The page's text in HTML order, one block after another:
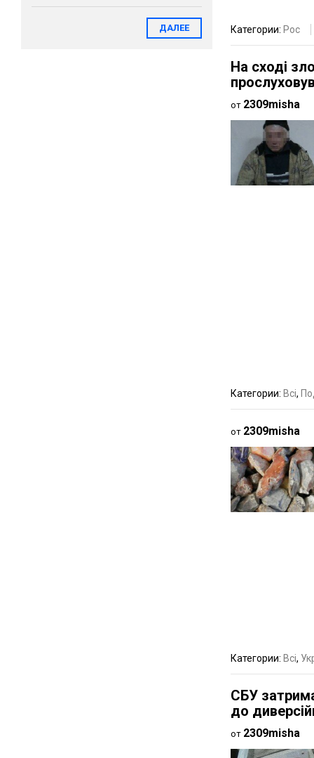
Категории: Рос
На сході
от 2309misha
Категории: Всі,
от 2309misha
Категории: Всі,
СБУ
до
от 2309misha
ДАЛЕЕ